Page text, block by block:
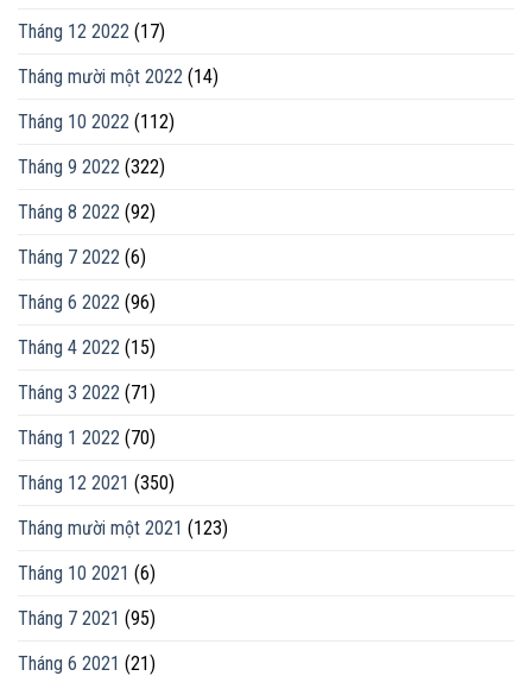
Tháng 12 2022 (17)
Tháng mười một 2022 (14)
Tháng 10 2022 (112)
Tháng 9 2022 (322)
Tháng 8 2022 (92)
Tháng 7 2022 (6)
Tháng 6 2022 (96)
Tháng 4 2022 (15)
Tháng 3 2022 (71)
Tháng 1 2022 (70)
Tháng 12 2021 (350)
Tháng mười một 2021 (123)
Tháng 10 2021 (6)
Tháng 7 2021 (95)
Tháng 6 2021 (21)